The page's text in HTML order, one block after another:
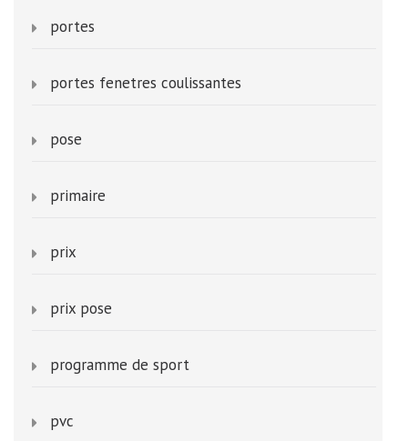
portes
portes fenetres coulissantes
pose
primaire
prix
prix pose
programme de sport
pvc